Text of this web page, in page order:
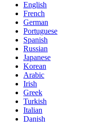
English
French
German
Portuguese
Spanish
Russian
Japanese
Korean
Arabic
Irish
Greek
Turkish
Italian
Danish